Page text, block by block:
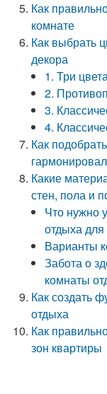
Как
комнате
Как выбрать
декора
1. Три
2.
3.
4.
Как
Какие
стен, пола и
Что нужно
отдыха
Варианты
Забота о
комнаты
Как создать
отдыха
Как
зон квартиры